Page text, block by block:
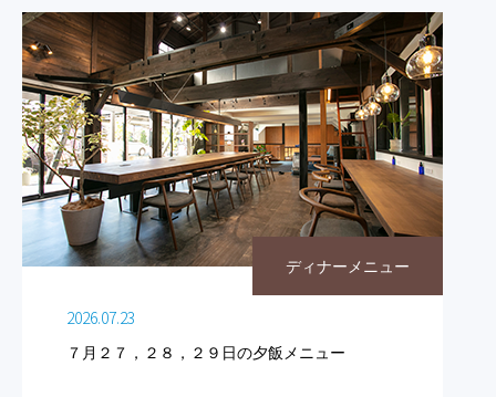
ディナーメニュー
2026.07.23
７月２７，２８，２９日の夕飯メニュー